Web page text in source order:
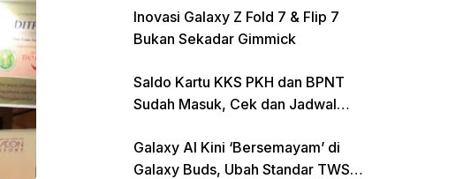
Inovasi Galaxy Z Fold 7 & Flip 7
Bukan Sekadar Gimmick
Saldo Kartu KKS PKH dan BPNT
Sudah Masuk, Cek dan Jadwal
Galaxy AI Kini ‘Bersemayam’ di
Galaxy Buds, Ubah Standar TWS